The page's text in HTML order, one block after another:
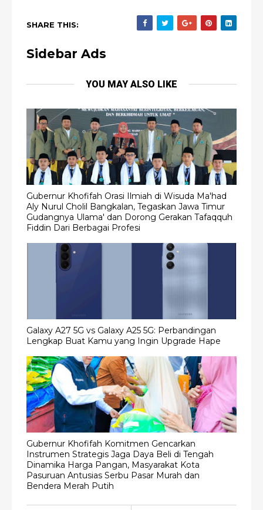
SHARE THIS:
Sidebar Ads
YOU MAY ALSO LIKE
Gubernur Khofifah Orasi Ilmiah di Wisuda Ma'had
Aly Nurul Cholil Bangkalan, Tegaskan Jawa Timur
Gudangnya Ulama' dan Dorong Gerakan Tafaqquh
Fiddin Dari Berbagai Profesi
Galaxy A27 5G vs Galaxy A25 5G: Perbandingan
Lengkap Buat Kamu yang Ingin Upgrade Hape
Gubernur Khofifah Komitmen Gencarkan
Instrumen Strategis Jaga Daya Beli di Tengah
Dinamika Harga Pangan, Masyarakat Kota
Pasuruan Antusias Serbu Pasar Murah dan
Bendera Merah Putih